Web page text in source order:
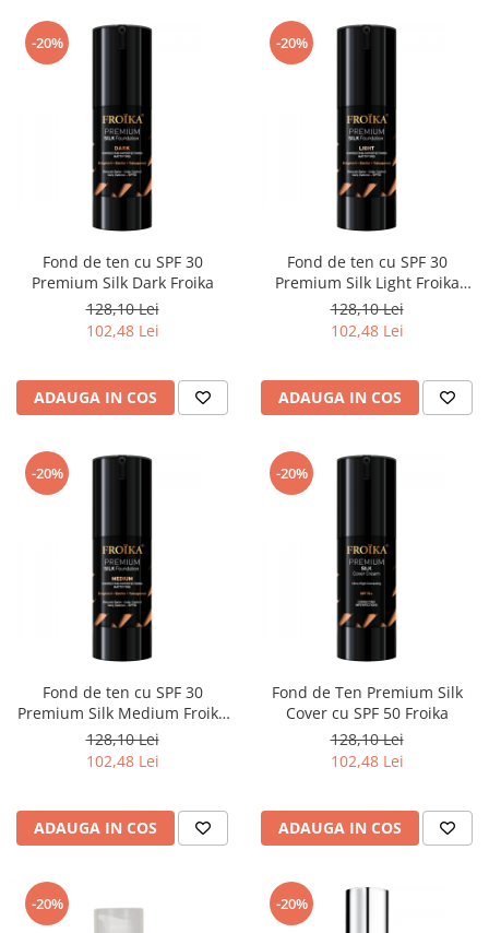
-20%
Fond de ten cu SPF 30
Premium Silk Dark Froika
128,10 Lei
102,48 Lei
ADAUGA IN COS
-20%
Fond de ten cu SPF 30
Premium Silk Light Froika
pentru un ten natural
128,10 Lei
102,48 Lei
ADAUGA IN COS
-20%
Fond de ten cu SPF 30
Premium Silk Medium Froika
pentru un ten uniform
128,10 Lei
102,48 Lei
ADAUGA IN COS
-20%
Fond de Ten Premium Silk
Cover cu SPF 50 Froika
128,10 Lei
102,48 Lei
ADAUGA IN COS
-20% -20%